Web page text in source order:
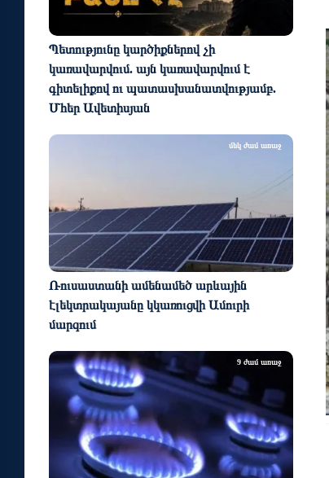
Պետությունը կարծիքներով չի
կառավարվում. այն կառավարվում է
գիտելիքով ու պատասխանատվությամբ.
Մհեր Ավետիսյան
Ռուսաստանի ամենամեծ արևային
էլեկտրակայանը կկառուցվի Ամուրի
մարզում
մեկ ժամ առաջ
9 ժամ առաջ